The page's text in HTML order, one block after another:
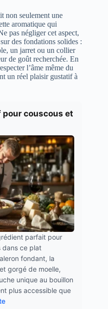
non seulement une
aromatique qui
pas négliger cet aspect,
des fondations solides :
un jarret ou un collier
de goût recherchée. En
l’âme même du
un réel plaisir gustatif à
couscous et
parfait pour
dans ce plat
fondant, la
gorgé de moelle,
unique au bouillon
plus accessible que